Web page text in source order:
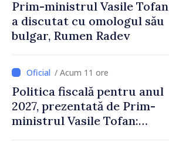
Prim-ministrul Vasile Tofan
a discutat cu omologul său
bulgar, Rumen Radev
/ Acum 11 ore
Politica fiscală pentru anul
2027, prezentată de Prim-
ministrul Vasile Tofan: